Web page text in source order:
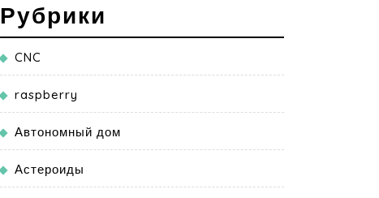
Рубрики
CNC
raspberry
Автономный дом
Астероиды